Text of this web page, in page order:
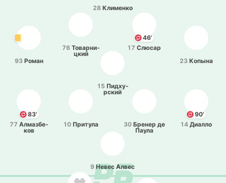
28 Кли­ме­нко
93 Роман
46'
17 Слюсар
23 Копына
76 То­ва­рни­
цкий
30 Бренер де
Паула
90'
14 Диалло
83'
77 Алма­збе­
ков
10 При­ту­ла
15 Пи­дху­
рский
9 Невес Алвес